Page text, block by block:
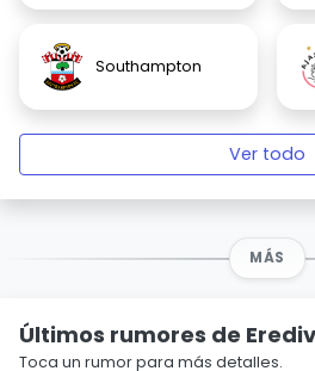
Southampton
Ver todo
MÁS
Últimos rumores de
Toca un rumor para más detalles.